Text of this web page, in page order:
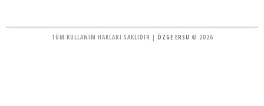
TÜM KULLANIM HAKLARI SAKLIDIR | ÖZGE ERSU © 2026